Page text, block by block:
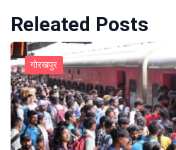
Releated Posts
गोरखपुर